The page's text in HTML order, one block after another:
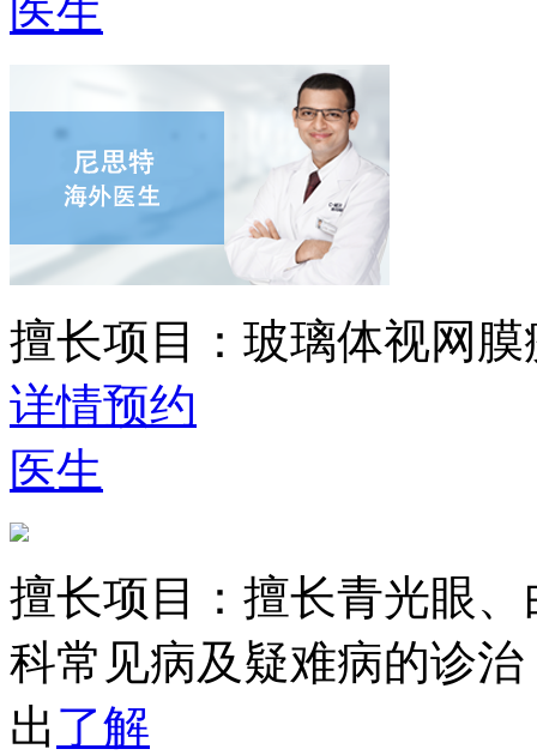
医生
擅长项目： 玻璃体视网
详情预约
医生
擅长项目： 擅长青光眼
科常见病及疑难病的诊
出 了解